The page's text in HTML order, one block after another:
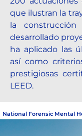
que ilustran la
la
desarrollado
ha aplicado las
así como
prestigiosas
LEED.
National Forensic Mental